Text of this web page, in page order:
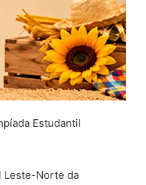
Estudantil
Leste-Norte da